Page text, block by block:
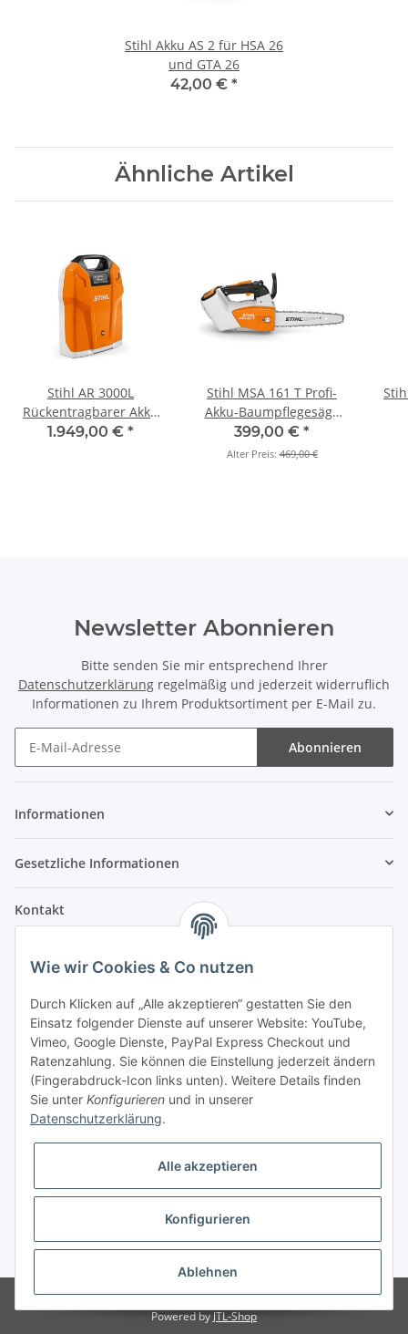
Stihl Akku AS 2 für HSA 26
und GTA 26
42,00 € *
Ähnliche Artikel
Stihl AR 3000L
Rückentragbarer Akku
1.520 Wh (Set)
1.949,00 € *
Stihl MSA 161 T Profi-
Akku-Baumpflegesäge
mit 25cm (Grundgerät)
399,00 € *
Alter Preis:469,00 €
Newsletter Abonnieren
Bitte senden Sie mir entsprechend Ihrer
Datenschutzerklärung regelmäßig und jederzeit widerruflich
Informationen zu Ihrem Produktsortiment per E-Mail zu.
Abonnieren
Informationen
Gesetzliche Informationen
Kontakt
Im Weiherfeld 10
Montag bis Freitag
Ladengeschäft: 8.00 Uhr - 17.00 Uhr
Werkstatt: 7.30 Uhr - 16.30 Uhr
Samstag
Bezahlvarianten
* Alle Preise inkl. gesetzlicher USt., zzgl.Versand
© Fehler Motorgeräte
Powered byJTL-Shop
Wie wir Cookies & Co nutzen
Durch Klicken auf „Alle akzeptieren“ gestatten Sie den
Einsatz folgender Dienste auf unserer Website: YouTube,
Vimeo, Google Dienste, PayPal Express Checkout und
Ratenzahlung. Sie können die Einstellung jederzeit ändern
(Fingerabdruck-Icon links unten). Weitere Details finden
Sie unter Konfigurieren und in unserer
Datenschutzerklärung.
Alle akzeptieren
Konfigurieren
Ablehnen